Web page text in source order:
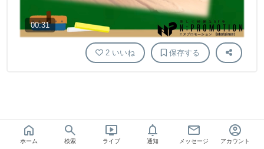
00:31
2 いいね 保存する
ホーム 検索 ライブ 通知 メッセージ アカウント